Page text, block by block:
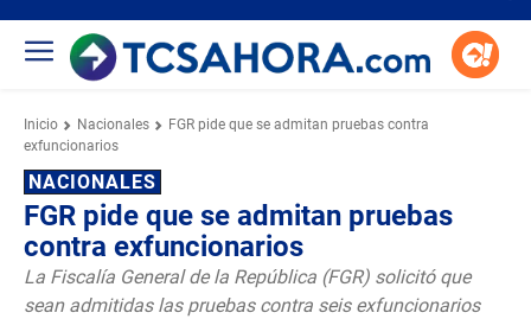
Inicio Nacionales
FGR pide que se admitan pruebas contra
exfuncionarios
NACIONALES
FGR pide que se admitan pruebas
contra exfuncionarios
La Fiscalía General de la República (FGR) solicitó que
sean admitidas las pruebas contra seis exfuncionarios